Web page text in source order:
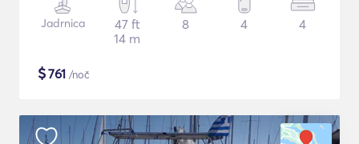
Jadrnica
47 ft
14 m
8 4 4
$761 /noč